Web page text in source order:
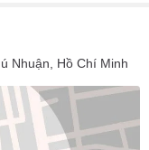
Nhuận, Hồ Chí Minh